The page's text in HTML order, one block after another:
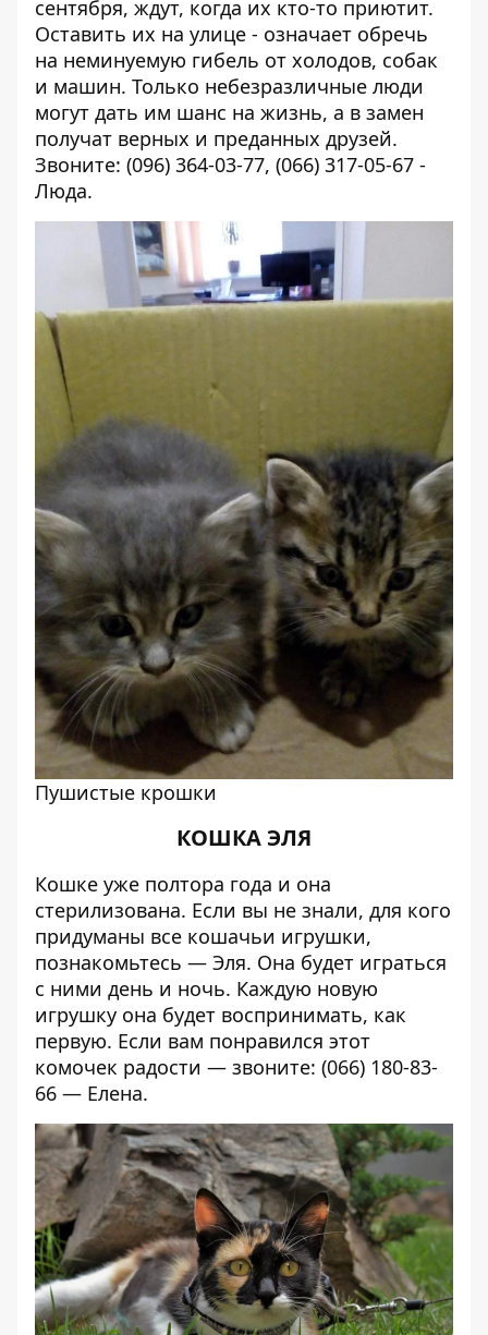
сентября, ждут, когда их кто-то приютит.
Оставить их на улице - означает обречь
на неминуемую гибель от холодов, собак
и машин. Только небезразличные люди
могут дать им шанс на жизнь, а в замен
получат верных и преданных друзей.
Звоните: (096) 364-03-77, (066) 317-05-67 -
Люда.
Пушистые крошки
КОШКА ЭЛЯ
Кошке уже полтора года и она
стерилизована. Если вы не знали, для кого
придуманы все кошачьи игрушки,
познакомьтесь — Эля. Она будет играться
с ними день и ночь. Каждую новую
игрушку она будет воспринимать, как
первую. Если вам понравился этот
комочек радости — звоните: (066) 180-83-
66 — Елена.